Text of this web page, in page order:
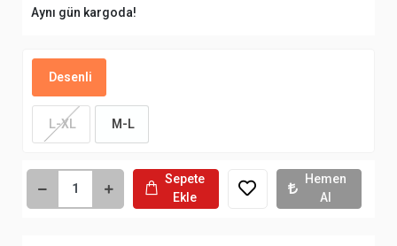
Aynı gün kargoda!
Desenli
L-XL M-L
Sepete
Ekle
Hemen
Al